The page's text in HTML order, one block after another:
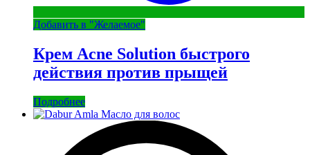
Добавить в "Желаемое"
Крем Acne Solution быстрого
действия против прыщей
Подробнее